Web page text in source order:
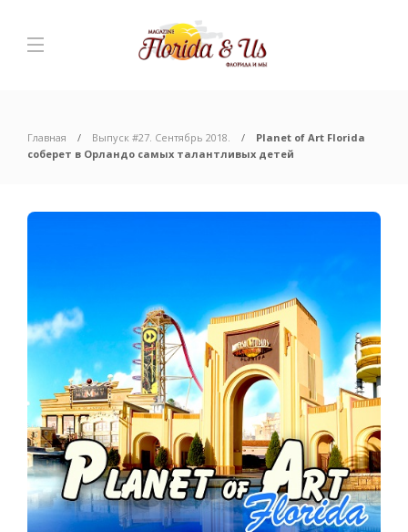
Главная Выпуск #27. Сентябрь 2018.
Planet of Art Florida
соберет в Орландо самых талантливых детей